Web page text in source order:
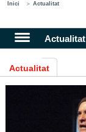
Inici Actualitat
Actualitat
Actualitat